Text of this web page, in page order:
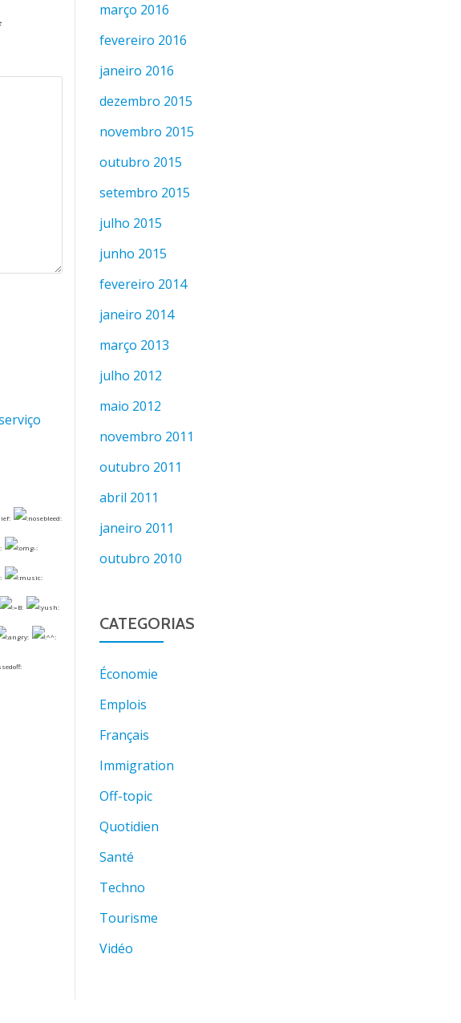
março 2016
fevereiro 2016
janeiro 2016
dezembro 2015
novembro 2015
outubro 2015
setembro 2015
julho 2015
junho 2015
fevereiro 2014
janeiro 2014
março 2013
julho 2012
maio 2012
novembro 2011
outubro 2011
abril 2011
janeiro 2011
outubro 2010
CATEGORIAS
Économie
Emplois
Français
Immigration
Off-topic
Quotidien
Santé
Techno
Tourisme
Vidéo